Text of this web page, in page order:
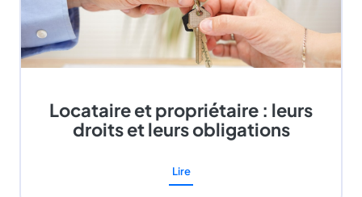
Locataire et propriétaire : leurs
droits et leurs obligations
Lire